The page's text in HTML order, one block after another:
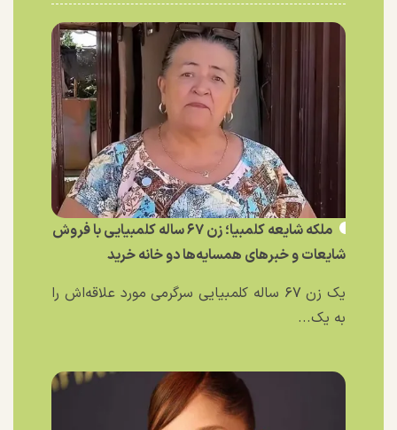
ملکه شایعه کلمبیا؛ زن ۶۷ ساله کلمبیایی با فروش
شایعات و خبر‌های همسایه‌ها دو خانه خرید
یک زن ۶۷ ساله کلمبیایی سرگرمی مورد علاقه‌اش را
به یک...